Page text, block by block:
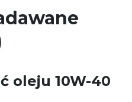
oleju 10W-40